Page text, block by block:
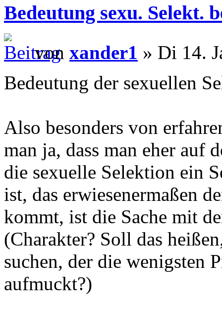
Bedeutung sexu. Selekt.
von xander1 » Di 14.
Bedeutung der sexuellen
Also besonders von
man ja, dass man eher auf
die sexuelle Selektion ein
ist, das erwiesenermaßen
kommt, ist die Sache mit
(Charakter? Soll das
suchen, der die wenigsten
aufmuckt?)